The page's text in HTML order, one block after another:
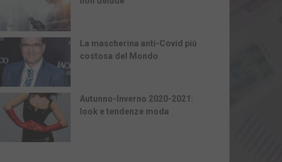
La mascherina anti-Covid più
costosa del Mondo
Autunno-Inverno 2020-2021:
look e tendenze moda